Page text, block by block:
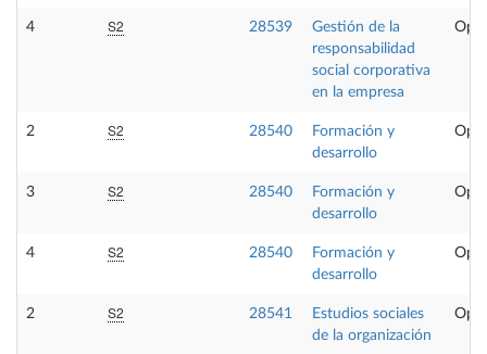
4 S2 28539
Gestión de la
responsabilidad
social corporativa
en la empresa
2 S2 28540
Formación y
desarrollo
3 S2 28540
Formación y
desarrollo
4 S2 28540
Formación y
desarrollo
2 S2 28541
Estudios sociales
de la organización